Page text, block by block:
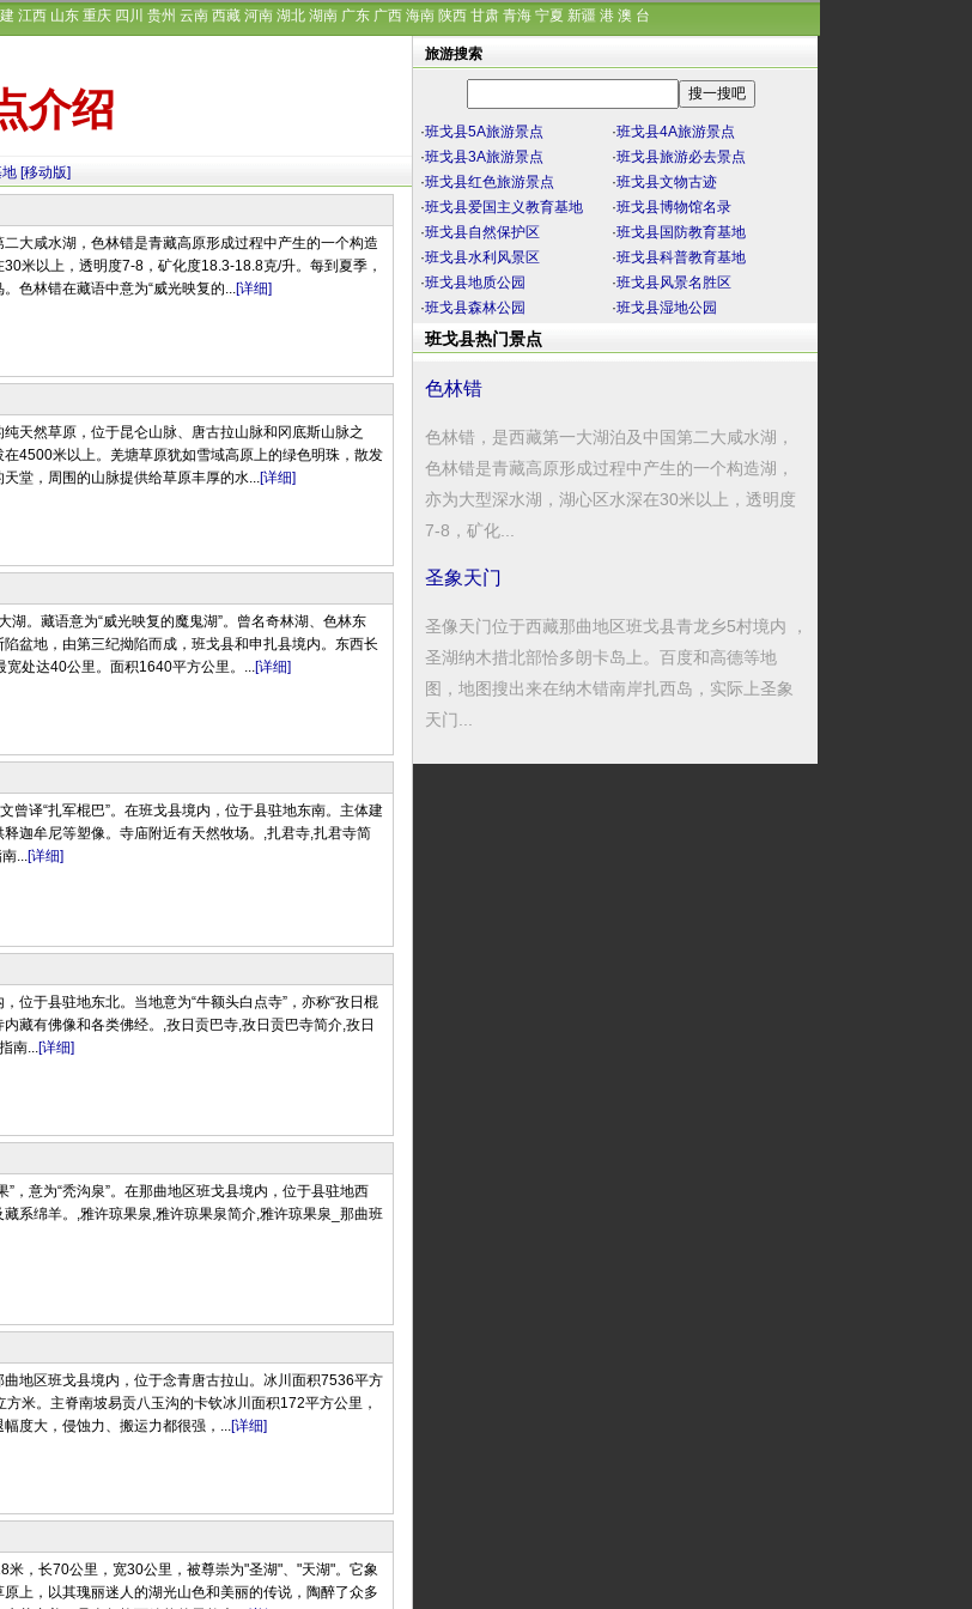
江西 山东 重庆 四川 贵州 云南 西藏 河南 湖北 湖南 广东 广西 海南 陕西 甘肃 青海 宁夏 新疆 港 澳 台
介绍
[移动版]
大咸水湖，色林错是青藏高原形成过程中产生的一个构造
米以上，透明度7-8，矿化度18.3-18.8克/升。每到夏季，
色林错在藏语中意为“威光映复的...[详细]
天然草原，位于昆仑山脉、唐古拉山脉和冈底斯山脉之
4500米以上。羌塘草原犹如雪域高原上的绿色明珠，散发
堂，周围的山脉提供给草原丰厚的水...[详细]
。藏语意为“威光映复的魔鬼湖”。曾名奇林湖、色林东
盆地，由第三纪拗陷而成，班戈县和申扎县境内。东西长
处达40公里。面积1640平方公里。...[详细]
曾译“扎军棍巴”。在班戈县境内，位于县驻地东南。主体建
迦牟尼等塑像。寺庙附近有天然牧场。,扎君寺,扎君寺简
...[详细]
位于县驻地东北。当地意为“牛额头白点寺”，亦称“孜日棍
内藏有佛像和各类佛经。,孜日贡巴寺,孜日贡巴寺简介,孜日
南...[详细]
，意为“秃沟泉”。在那曲地区班戈县境内，位于县驻地西
系绵羊。,雅许琼果泉,雅许琼果泉简介,雅许琼果泉_那曲班
地区班戈县境内，位于念青唐古拉山。冰川面积7536平方
米。主脊南坡易贡八玉沟的卡钦冰川面积172平方公里，
度大，侵蚀力、搬运力都很强，...[详细]
米，长70公里，宽30公里，被尊崇为"圣湖"、"天湖"。它象
上，以其瑰丽迷人的湖光山色和美丽的传说，陶醉了众多
旅游搜索
·班戈县5A旅游景点 ·班戈县4A旅游景点
·班戈县3A旅游景点 ·班戈县旅游必去景点
·班戈县红色旅游景点 ·班戈县文物古迹
·班戈县爱国主义教育基地 ·班戈县博物馆名录
·班戈县自然保护区 ·班戈县国防教育基地
·班戈县水利风景区 ·班戈县科普教育基地
·班戈县地质公园 ·班戈县风景名胜区
·班戈县森林公园 ·班戈县湿地公园
班戈县热门景点
色林错
色林错，是西藏第一大湖泊及中国第二大咸水湖，
色林错是青藏高原形成过程中产生的一个构造湖，
亦为大型深水湖，湖心区水深在30米以上，透明度
7-8，矿化...
圣象天门
圣像天门位于西藏那曲地区班戈县青龙乡5村境内 ，
圣湖纳木措北部恰多朗卡岛上。百度和高德等地
图，地图搜出来在纳木错南岸扎西岛，实际上圣象
天门...